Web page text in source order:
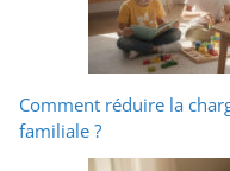
Comment réduire la
familiale ?